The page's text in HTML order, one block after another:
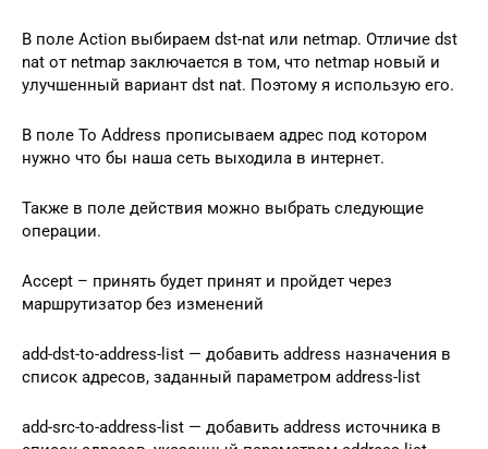
В поле Action выбираем dst-nat или netmap. Отличие dst
nat от netmap заключается в том, что netmap новый и
улучшенный вариант dst nat. Поэтому я использую его.
В поле To Address прописываем адрес под котором
нужно что бы наша сеть выходила в интернет.
Также в поле действия можно выбрать следующие
операции.
Accept – принять будет принят и пройдет через
маршрутизатор без изменений
add-dst-to-address-list — добавить address назначения в
список адресов, заданный параметром address-list
add-src-to-address-list — добавить address источника в